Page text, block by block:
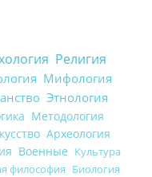
Религия
Мифология
Этнология
Методология
Археология
Военные Культура
философия Биология